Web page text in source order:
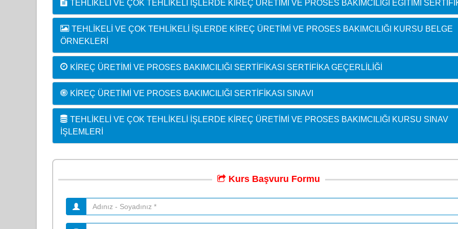
TEHLIKELI VE ÇOK TEHLIKELI İŞLERDE KIREÇ ÜRETIMI VE PROSES BAKIMCILIĞI EĞITIMI
TEHLIKELI VE ÇOK TEHLIKELI İŞLERDE KIREÇ ÜRETIMI VE PROSES BAKIMCILIĞI KURSU BELGE
ÖRNEKLERI
KIREÇ ÜRETIMI VE PROSES BAKIMCILIĞI SERTIFIKASI SERTIFIKA GEÇERLILIĞI
KIREÇ ÜRETIMI VE PROSES BAKIMCILIĞI SERTIFIKASI SINAVI
TEHLIKELI VE ÇOK TEHLIKELI İŞLERDE KIREÇ ÜRETIMI VE PROSES BAKIMCILIĞI KURSU SINAV
İŞLEMLERI
Kurs Başvuru Formu